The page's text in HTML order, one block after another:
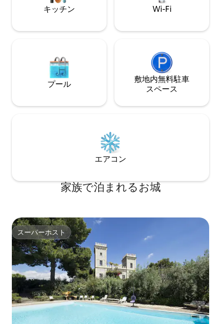
キッチン Wi-Fi
プール
敷地内無料駐⁠車
ス⁠ペ⁠ー⁠ス
エアコン
家族で泊まれるお城
スーパーホスト
スーパーホスト